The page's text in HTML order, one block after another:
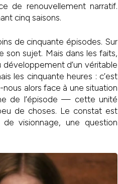
de renouvellement narratif.
cinq saisons.
de cinquante épisodes. Sur
son sujet. Mais dans les faits,
d’un véritable
les cinquante heures : c’est
alors face à une situation
de l’épisode — cette unité
de choses. Le constat est
visionnage, une question